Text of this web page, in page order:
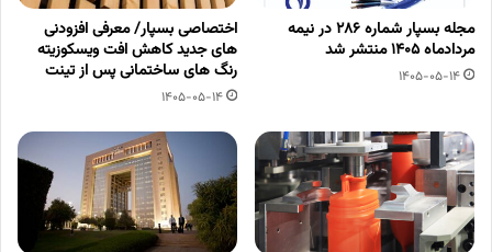
مجله بسپار شماره 286 در نیمه
مردادماه 1405 منتشر شد
1405-05-14
اختصاصی بسپار/ معرفی افزودنی
های جدید کاهش افت ویسکوزیته
رنگ های ساختمانی پس از تینت
1405-05-14